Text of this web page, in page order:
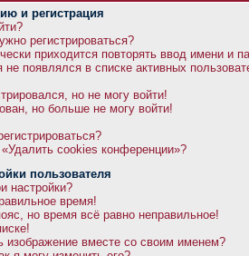
и регистрация
регистрироваться?
приходится повторять ввод имени и
не появлялся в списке активных
но не могу войти!
но больше не могу войти!
cookies конференции»?
пользователя
настройки?
время!
но время всё равно неправильное!
изображение вместе со своим именем?